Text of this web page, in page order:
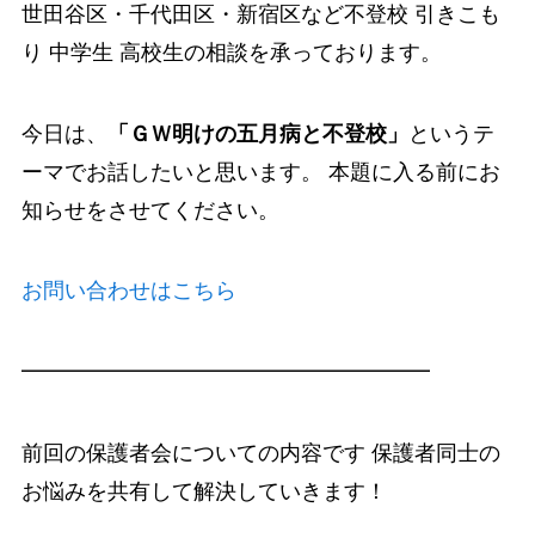
世田谷区・千代田区・新宿区など不登校 引きこも
り 中学生 高校生の相談を承っております。
今日は、 「ＧＷ明けの五月病と不登校」
というテ
ーマでお話したいと思います。 本題に入る前にお
知らせをさせてください。
お問い合わせはこちら
━━━━━━━━━━━━━━━━━━━
前回の保護者会についての内容です 保護者同士の
お悩みを共有して解決していきます！